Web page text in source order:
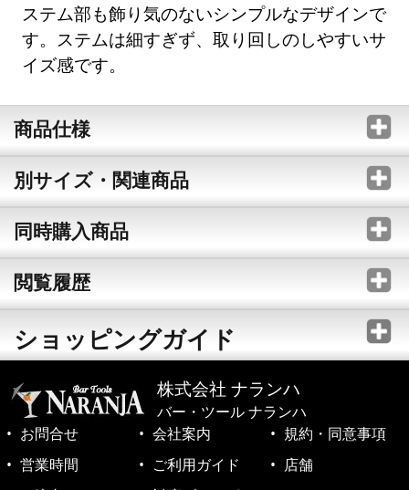
ステム部も飾り気のないシンプルなデザインで
す。ステムは細すぎず、取り回しのしやすいサ
イズ感です。
商品仕様
別サイズ・関連商品
同時購入商品
閲覧履歴
ショッピングガイド
株式会社 ナランハ
バー・ツール ナランハ
お問合せ
会社案内
規約・同意事項
営業時間
ご利用ガイド
店舗